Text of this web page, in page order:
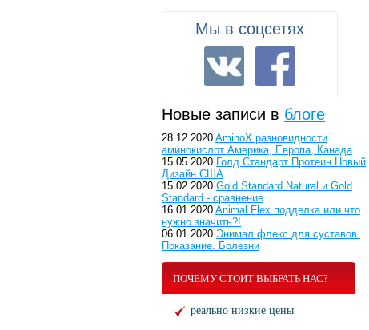
Мы в соцсетях
Новые записи в блоге
28.12.2020 AminoX разновидности
аминокислот Америка, Европа, Канада
15.05.2020 Голд Стандарт Протеин Новый
Дизайн США
15.02.2020 Gold Standard Natural и Gold
Standard - сравнение
16.01.2020 Animal Flex подделка или что
нужно значить?!
06.01.2020 Энимал флекс для суставов.
Показание. Болезни
ПОЧЕМУ СТОИТ ВЫБРАТЬ НАС?
реально низкие цены